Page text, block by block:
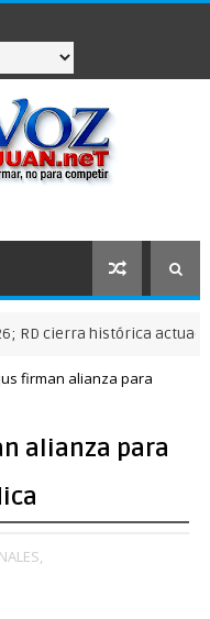
histórica actuación
firman alianza para
alianza para